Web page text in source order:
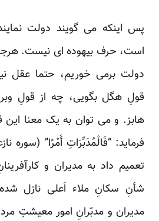
پس اینکه می‏ گویند دولت
است، حرف بیهوده ‏ای نیست.
دولت برمی ‏خوریم، حتما عقل
قولِ هگل بگویی، چه از قولِ
هابز. و می‏ توان به یک معنا
تعمیم داد به مدیران و
شأنِ سکانِ ملاء اَعلی نازل
مدیران و مدبّرانِ امور معیشتِ